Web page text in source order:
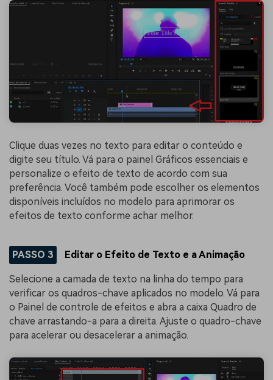
Clique duas vezes no texto para editar o conteúdo e
digite seu título. Vá para o painel Gráficos essenciais e
personalize o efeito de texto de acordo com sua
preferência. Você também pode escolher os elementos
disponíveis incluídos no modelo para aprimorar os
efeitos de texto conforme achar melhor.
PASSO 3 Editar o Efeito de Texto e a Animação
Selecione a camada de texto na linha do tempo para
verificar os quadros-chave aplicados no modelo. Vá para
o Painel de controle de efeitos e abra a caixa Quadro de
chave arrastando-a para a direita. Ajuste o quadro-chave
para acelerar ou desacelerar a animação.